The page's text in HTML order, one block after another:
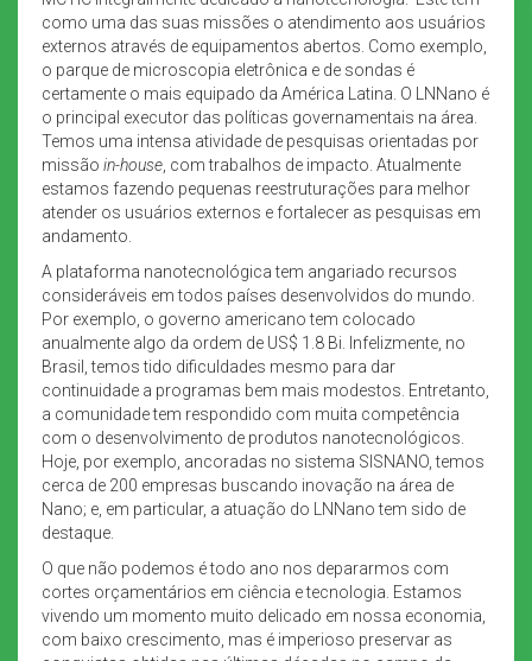
como uma das suas missões o atendimento aos usuários
externos através de equipamentos abertos. Como exemplo,
o parque de microscopia eletrônica e de sondas é
certamente o mais equipado da América Latina. O LNNano é
o principal executor das políticas governamentais na área.
Temos uma intensa atividade de pesquisas orientadas por
missão in-house , com trabalhos de impacto. Atualmente
estamos fazendo pequenas reestruturações para melhor
atender os usuários externos e fortalecer as pesquisas em
andamento.
A plataforma nanotecnológica tem angariado recursos
consideráveis em todos países desenvolvidos do mundo.
Por exemplo, o governo americano tem colocado
anualmente algo da ordem de US$ 1.8 Bi. Infelizmente, no
Brasil, temos tido dificuldades mesmo para dar
continuidade a programas bem mais modestos. Entretanto,
a comunidade tem respondido com muita competência
com o desenvolvimento de produtos nanotecnológicos.
Hoje, por exemplo, ancoradas no sistema SISNANO, temos
cerca de 200 empresas buscando inovação na área de
Nano; e, em particular, a atuação do LNNano tem sido de
destaque.
O que não podemos é todo ano nos depararmos com
cortes orçamentários em ciência e tecnologia. Estamos
vivendo um momento muito delicado em nossa economia,
com baixo crescimento, mas é imperioso preservar as